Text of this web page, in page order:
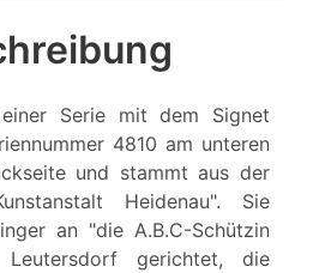
Serie mit dem Signet
4810 am unteren
und stammt aus der
Heidenau". Sie
an "die A.B.C-Schützin
gerichtet, die